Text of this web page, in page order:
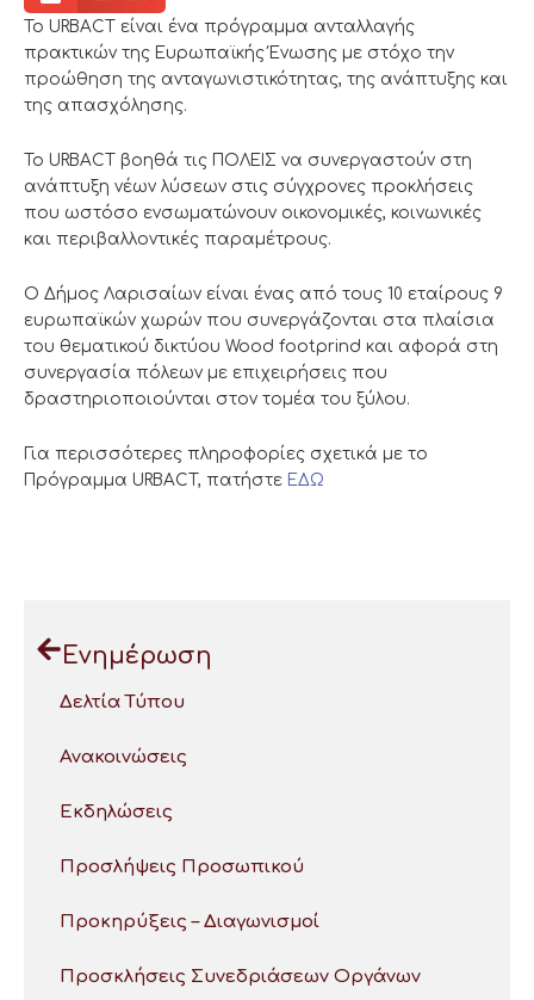
Το URBACT είναι ένα πρόγραμμα ανταλλαγής
πρακτικών της Ευρωπαϊκής Ένωσης με στόχο την
προώθηση της ανταγωνιστικότητας, της ανάπτυξης και
της απασχόλησης.
Το URBACT βοηθά τις ΠΟΛΕΙΣ να συνεργαστούν στη
ανάπτυξη νέων λύσεων στις σύγχρονες προκλήσεις
που ωστόσο ενσωματώνουν οικονομικές, κοινωνικές
και περιβαλλοντικές παραμέτρους.
Ο Δήμος Λαρισαίων είναι ένας από τους 10 εταίρους 9
ευρωπαϊκών χωρών που συνεργάζονται στα πλαίσια
του θεματικού δικτύου Wood footprind και αφορά στη
συνεργασία πόλεων με επιχειρήσεις που
δραστηριοποιούνται στον τομέα του ξύλου.
Για περισσότερες πληροφορίες σχετικά με το
Πρόγραμμα URBACT, πατήστε ΕΔΩ
Ενημέρωση
Δελτία Τύπου
Ανακοινώσεις
Εκδηλώσεις
Προσλήψεις Προσωπικού
Προκηρύξεις – Διαγωνισμοί
Προσκλήσεις Συνεδριάσεων Οργάνων